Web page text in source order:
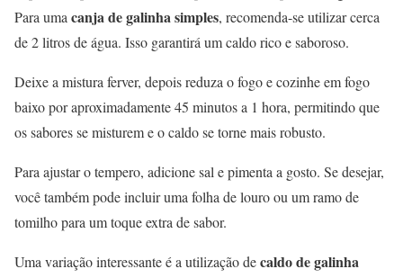
Para umacanja de galinha simples, recomenda-se utilizar cerca
de 2 litros de água. Isso garantirá um caldo rico e saboroso.
Deixe a mistura ferver, depois reduza o fogo e cozinhe em fogo
baixo por aproximadamente 45 minutos a 1 hora, permitindo que
os sabores se misturem e o caldo se torne mais robusto.
Para ajustar o tempero, adicione sal e pimenta a gosto. Se desejar,
você também pode incluir uma folha de louro ou um ramo de
tomilho para um toque extra de sabor.
Uma variação interessante é a utilização decaldo de galinha